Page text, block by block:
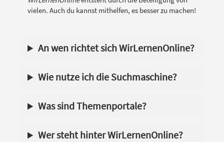
vielen. Auch du kannst mithelfen, es besser zu machen!
An wen richtet sich WirLernenOnline?
Wie nutze ich die Suchmaschine?
Was sind Themenportale?
Wer steht hinter WirLernenOnline?